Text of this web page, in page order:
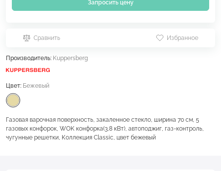
Запросить цену
Сравнить Избранное
Производитель: Kuppersberg
Цвет: Бежевый
Газовая варочная поверхность, закаленное стекло, ширина 70 см, 5
газовых конфорок, WOK конфорка(3,8 кВт), автоподжиг, газ-контроль,
чугунные решетки, Коллекция Classic, цвет бежевый